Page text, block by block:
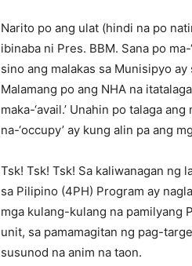
Narito po ang ulat (hindi na po
ibinaba ni Pres. BBM. Sana po
sino ang malakas sa Munisipyo ay
Malamang po ang NHA na
maka-‘avail.’ Unahin po talaga
na-‘occupy’ ay kung alin pa ang
Tsk! Tsk! Tsk! Sa kaliwanagan ng
sa Pilipino (4PH) Program ay
mga kulang-kulang na pamilyang
unit, sa pamamagitan ng pag-
susunod na anim na taon.